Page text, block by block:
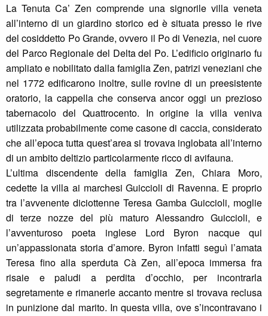
La Tenuta Ca’ Zen comprende una signorile villa veneta
all’interno di un giardino storico ed è situata presso le rive
del cosiddetto Po Grande, ovvero il Po di Venezia, nel cuore
del Parco Regionale del Delta del Po. L’edificio originario fu
ampliato e nobilitato dalla famiglia Zen, patrizi veneziani che
nel 1772 edificarono inoltre, sulle rovine di un preesistente
oratorio, la cappella che conserva ancor oggi un prezioso
tabernacolo del Quattrocento. In origine la villa veniva
utilizzata probabilmente come casone di caccia, considerato
che all’epoca tutta quest’area si trovava inglobata all’interno
di un ambito deltizio particolarmente ricco di avifauna.
L’ultima discendente della famiglia Zen, Chiara Moro,
cedette la villa ai marchesi Guiccioli di Ravenna. E proprio
tra l’avvenente diciottenne Teresa Gamba Guiccioli, moglie
di terze nozze del più maturo Alessandro Guiccioli, e
l’avventuroso poeta inglese Lord Byron nacque qui
un’appassionata storia d’amore. Byron infatti seguì l’amata
Teresa fino alla sperduta Cà Zen, all’epoca immersa fra
risaie e paludi a perdita d’occhio, per incontrarla
segretamente e rimanerle accanto mentre si trovava reclusa
in punizione dal marito. In questa villa, ove s’incontravano i